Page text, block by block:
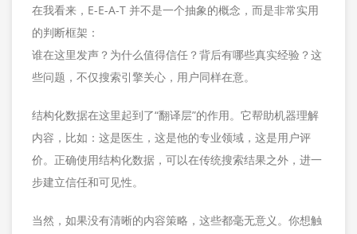
在我看来，E-E-A-T 并不是一个抽象的概念，而是非常实用
的判断框架：
谁在这里发声？为什么值得信任？背后有哪些真实经验？这
些问题，不仅搜索引擎关心，用户同样在意。
结构化数据在这里起到了“翻译层”的作用。它帮助机器理解
内容，比如：这是医生，这是他的专业领域，这是用户评
价。正确使用结构化数据，可以在传统搜索结果之外，进一
步建立信任和可见性。
当然，如果没有清晰的内容策略，这些都毫无意义。你想触